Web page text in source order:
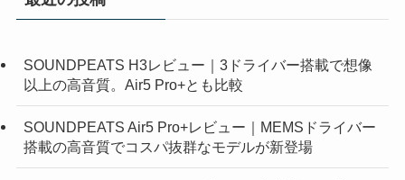
SOUNDPEATS H3レビュー｜3ドライバー搭載で想像
以上の高音質。Air5 Pro+とも比較
SOUNDPEATS Air5 Pro+レビュー｜MEMSドライバー
搭載の高音質でコスパ抜群なモデルが新登場